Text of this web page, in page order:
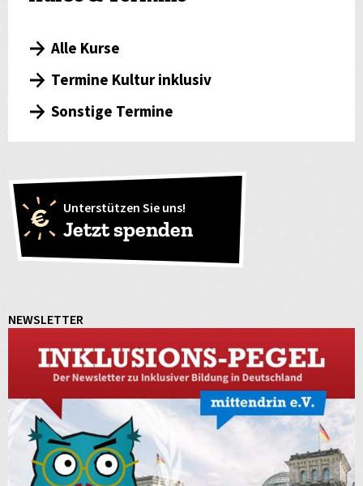
Alle Kurse
Termine Kultur inklusiv
Sonstige Termine
Unterstützen Sie uns!
Jetzt spenden
NEWSLETTER